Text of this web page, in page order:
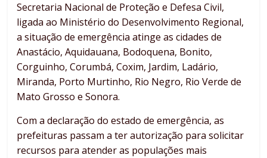
Secretaria Nacional de Proteção e Defesa Civil,
ligada ao Ministério do Desenvolvimento Regional,
a situação de emergência atinge as cidades de
Anastácio, Aquidauana, Bodoquena, Bonito,
Corguinho, Corumbá, Coxim, Jardim, Ladário,
Miranda, Porto Murtinho, Rio Negro, Rio Verde de
Mato Grosso e Sonora.
Com a declaração do estado de emergência, as
prefeituras passam a ter autorização para solicitar
recursos para atender as populações mais